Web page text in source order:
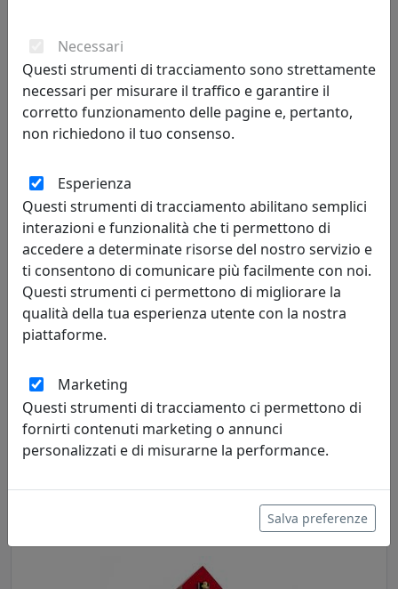
OROLOGIO DA PARETE FREEBIRD 2485BL BLU
Progetti
OROLOGIO DA PARETE FREEBIRD 2487N NERO
Progetti
Necessari
Questi strumenti di tracciamento sono strettamente
necessari per misurare il traffico e garantire il
corretto funzionamento delle pagine e, pertanto,
non richiedono il tuo consenso.
Esperienza
Questi strumenti di tracciamento abilitano semplici
interazioni e funzionalità che ti permettono di
accedere a determinate risorse del nostro servizio e
ti consentono di comunicare più facilmente con noi.
Questi strumenti ci permettono di migliorare la
qualità della tua esperienza utente con la nostra
piattaforme.
Marketing
Questi strumenti di tracciamento ci permettono di
fornirti contenuti marketing o annunci
personalizzati e di misurarne la performance.
Salva preferenze